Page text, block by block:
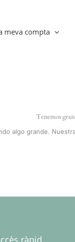
meva compta
Tenemos
algo grande.
ràpid